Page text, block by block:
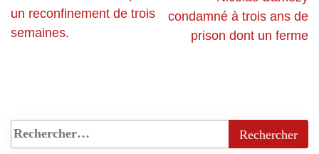
un reconfinement de trois
semaines.
condamné à trois ans de
prison dont un ferme